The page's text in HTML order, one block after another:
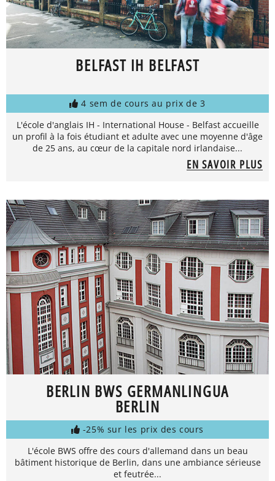
BELFAST IH BELFAST
4 sem de cours au prix de 3
L'école d'anglais IH - International House - Belfast accueille
un profil à la fois étudiant et adulte avec une moyenne d'âge
de 25 ans, au cœur de la capitale nord irlandaise...
EN SAVOIR PLUS
BERLIN BWS GERMANLINGUA
BERLIN
-25% sur les prix des cours
L'école BWS offre des cours d'allemand dans un beau
bâtiment historique de Berlin, dans une ambiance sérieuse
et feutrée...